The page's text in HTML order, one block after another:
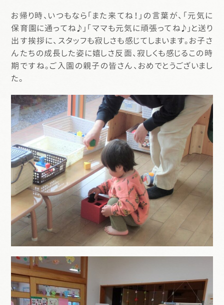
お帰り時、いつもなら「また来てね！」の言葉が、「元気に
保育園に通ってね♪」「ママも元気に頑張ってね♪」と送り
出す挨拶に、スタッフも寂しさも感じてしまいます。お子さ
んたちの成長した姿に嬉しさ反面、寂しくも感じるこの時
期ですね。ご入園の親子の皆さん、おめでとうございまし
た。